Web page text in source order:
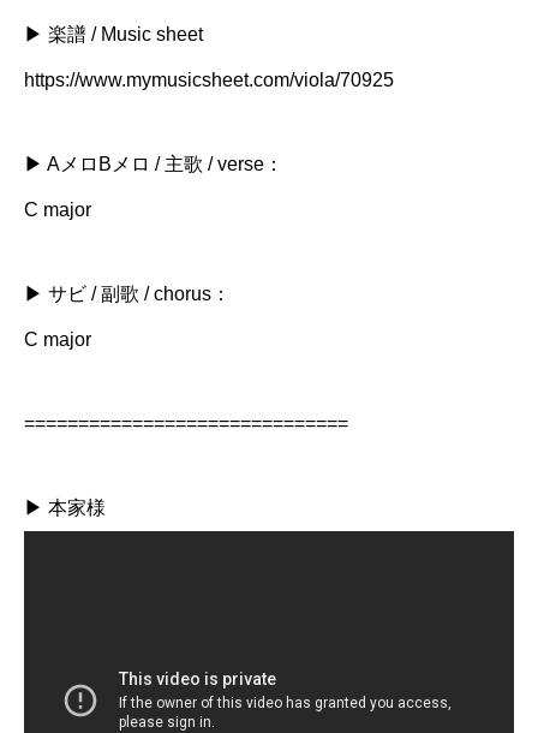
▶ 楽譜 / Music sheet
https://www.mymusicsheet.com/viola/70925
▶ AメロBメロ / 主歌 / verse：
C major
▶ サビ / 副歌 / chorus：
C major
==============================
▶ 本家様